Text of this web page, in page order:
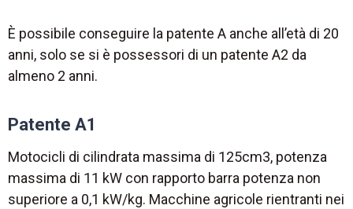
È possibile conseguire la patente A anche all’età di 20
anni, solo se si è possessori di un patente A2 da
almeno 2 anni.
Patente A1
Motocicli di cilindrata massima di 125cm3, potenza
massima di 11 kW con rapporto barra potenza non
superiore a 0,1 kW/kg. Macchine agricole rientranti nei